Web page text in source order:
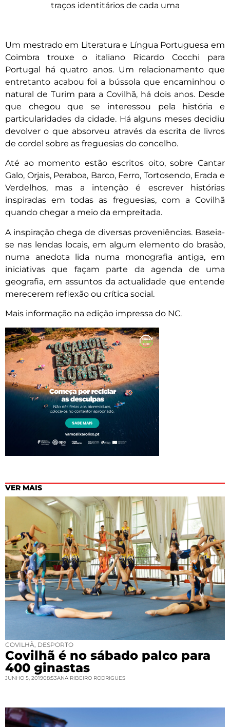
traços identitários de cada uma
Um mestrado em Literatura e Língua Portuguesa em
Coimbra trouxe o italiano Ricardo Cocchi para
Portugal há quatro anos. Um relacionamento que
entretanto acabou foi a bússola que encaminhou o
natural de Turim para a Covilhã, há dois anos. Desde
que chegou que se interessou pela história e
particularidades da cidade. Há alguns meses decidiu
devolver o que absorveu através da escrita de livros
de cordel sobre as freguesias do concelho.
Até ao momento estão escritos oito, sobre Cantar
Galo, Orjais, Peraboa, Barco, Ferro, Tortosendo, Erada e
Verdelhos, mas a intenção é escrever histórias
inspiradas em todas as freguesias, com a Covilhã
quando chegar a meio da empreitada.
A inspiração chega de diversas proveniências. Baseia-
se nas lendas locais, em algum elemento do brasão,
numa anedota lida numa monografia antiga, em
iniciativas que façam parte da agenda de uma
geografia, em assuntos da actualidade que entende
merecerem reflexão ou crítica social.
Mais informação na edição impressa do NC.
VER MAIS
COVILHÃ DESPORTO
Covilhã é no sábado palco para
400 ginastas
JUNHO 5, 201908:53ANA RIBEIRO RODRIGUES